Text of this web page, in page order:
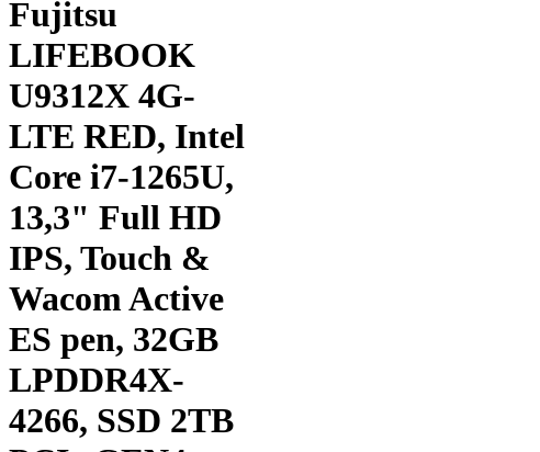
Fujitsu
LIFEBOOK
U9312X 4G-
LTE RED, Intel
Core i7-1265U,
13,3" Full HD
IPS, Touch &
Wacom Active
ES pen, 32GB
LPDDR4X-
4266, SSD 2TB